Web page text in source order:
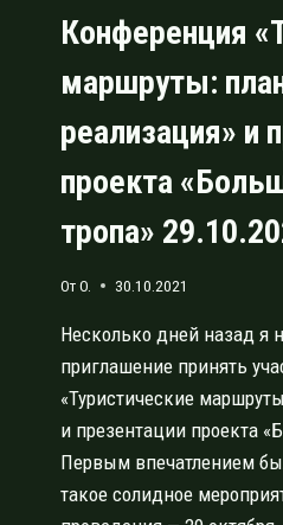
Конференция
маршруты:
реализация» и
проекта
тропа»
ОтO. 30.10.2021
Несколько дней назад я
приглашение принять
«Туристические
и презентации проекта
Первым впечатлением
такое солидное